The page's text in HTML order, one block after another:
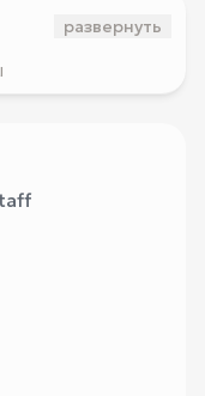
развернуть